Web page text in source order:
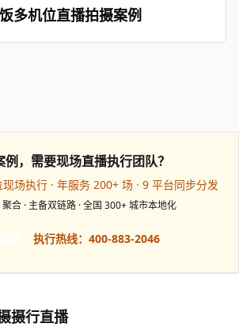
多机位直播拍摄案例
例，需要现场直播执行团队？
场执行 · 年服务 200+ 场 · 9 平台同步分发
聚合 · 主备双链路 · 全国 300+ 城市本地化
执行热线：400-883-2046
摄行直播